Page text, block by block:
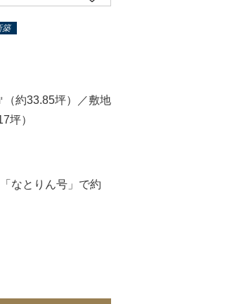
築
約33.85坪）／敷地
坪）
なとりん号」で約